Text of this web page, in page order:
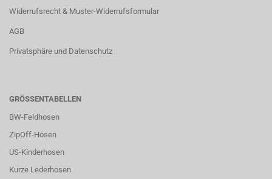
Widerrufsrecht & Muster-Widerrufsformular
AGB
Privatsphäre und Datenschutz
GRÖSSENTABELLEN
BW-Feldhosen
ZipOff-Hosen
US-Kinderhosen
Kurze Lederhosen